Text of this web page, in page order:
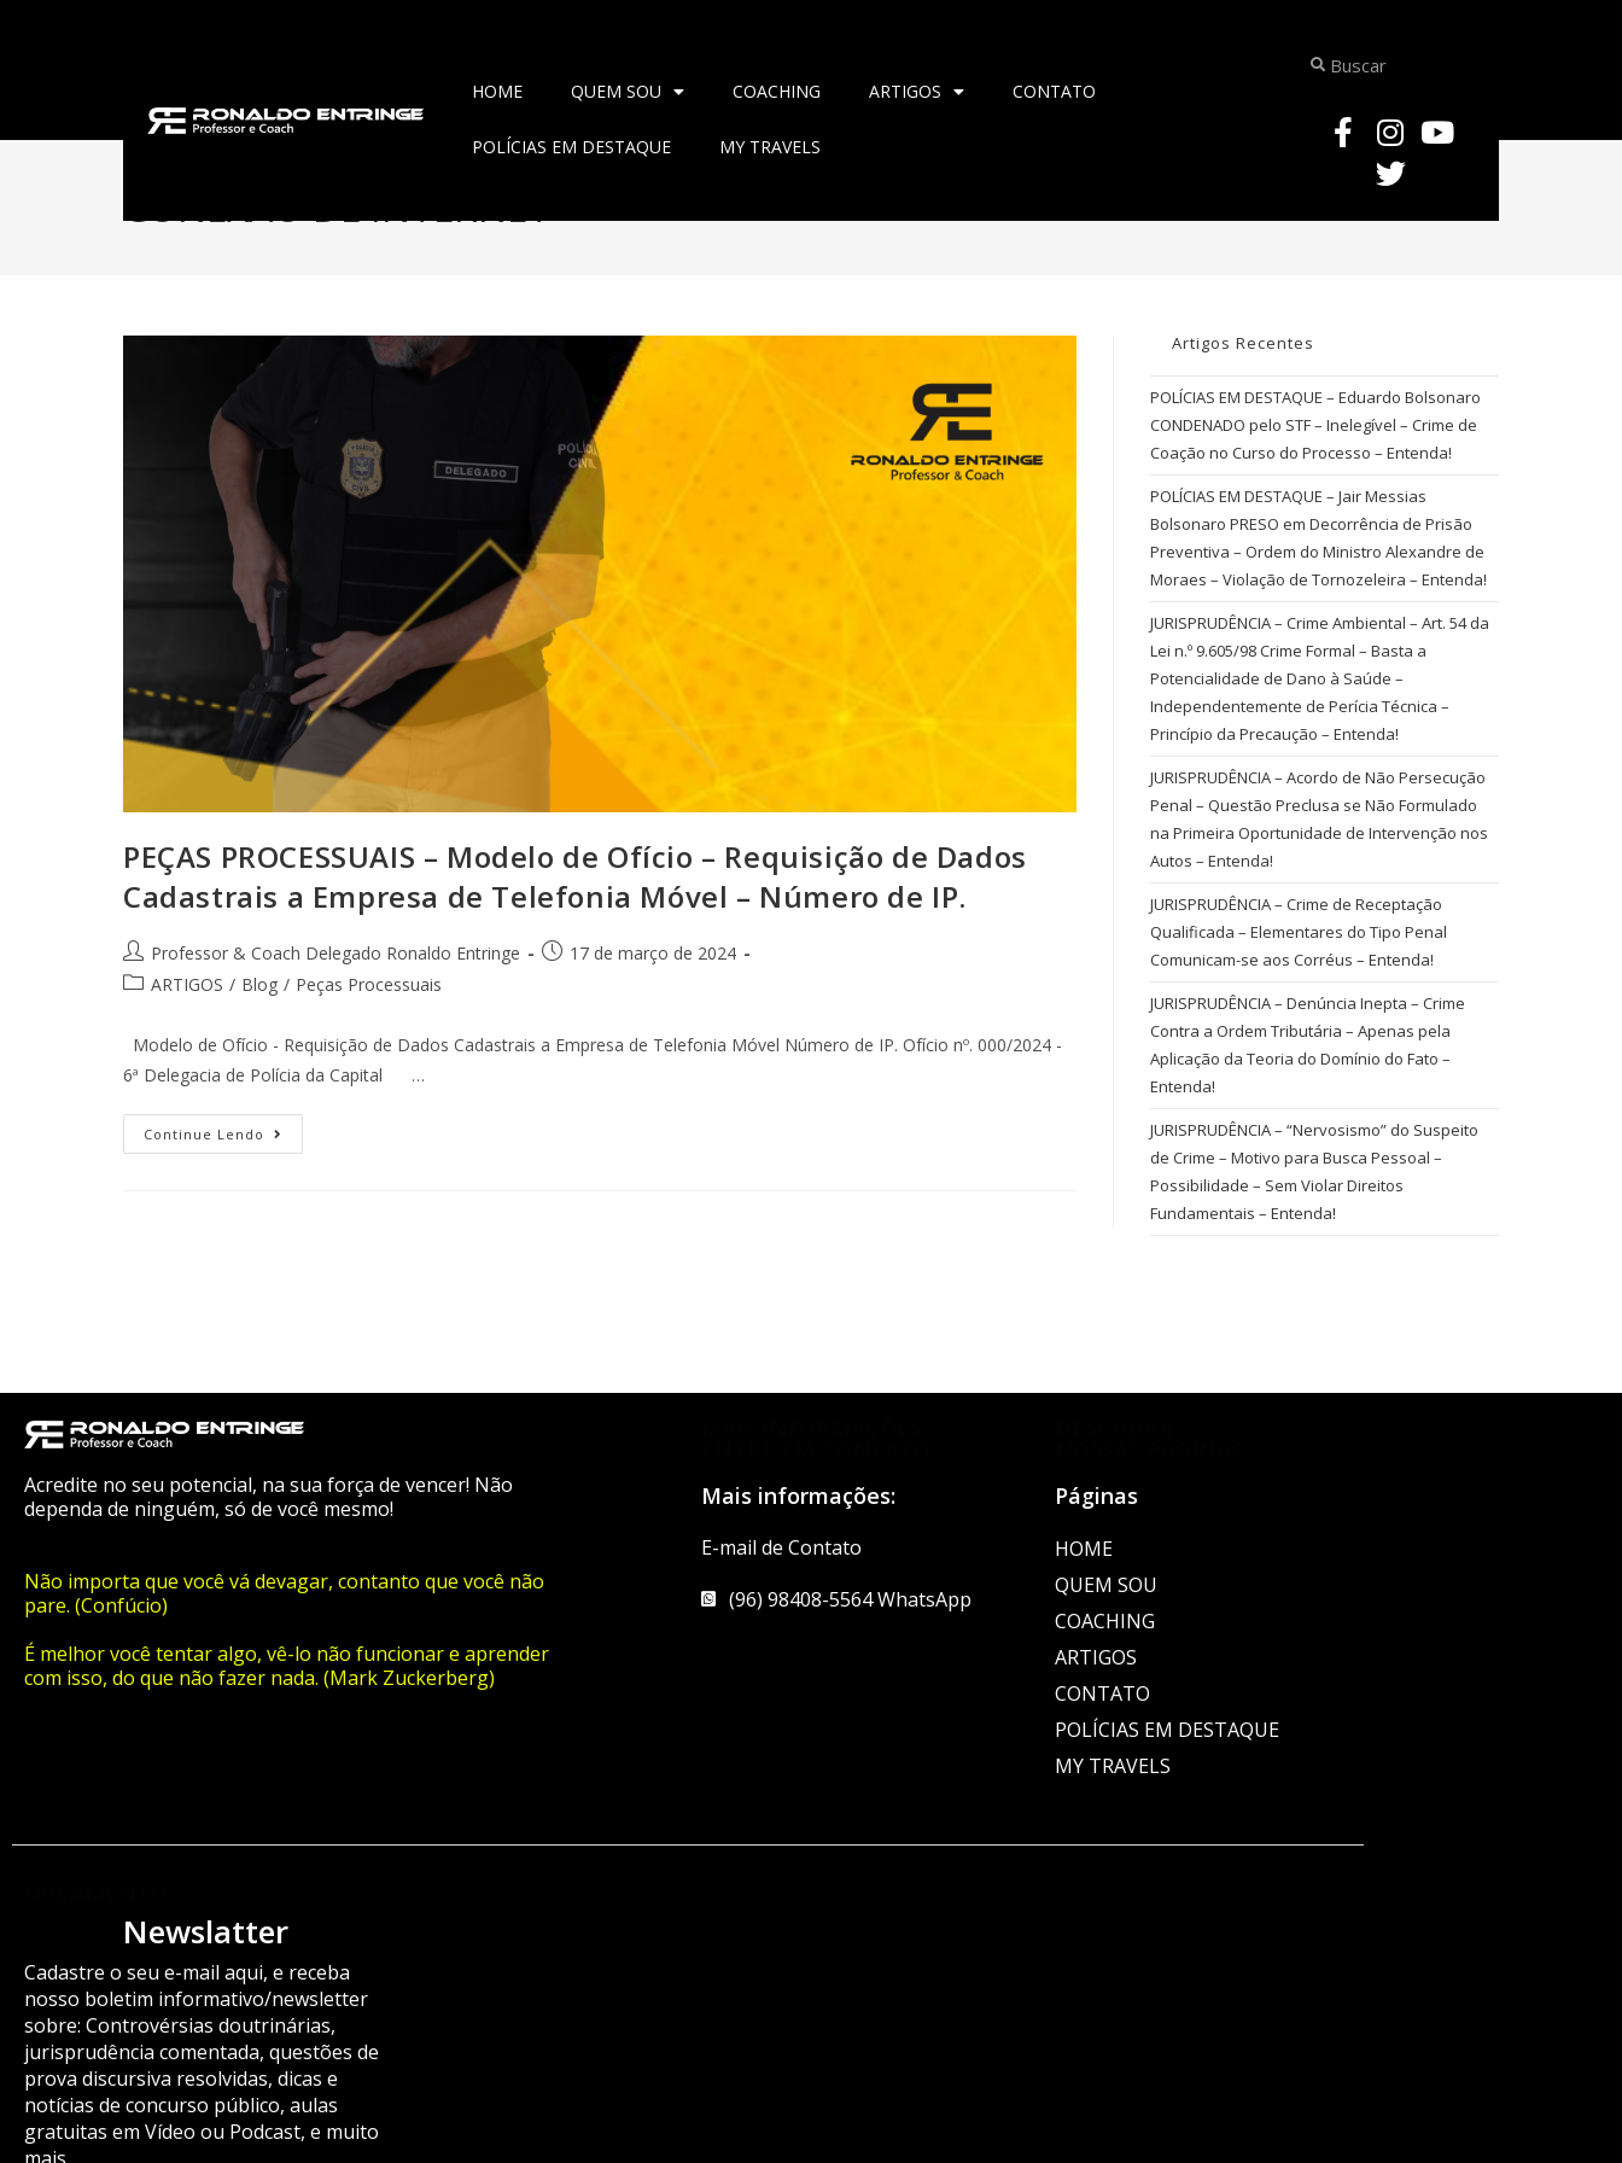
HOME QUEM SOU COACHING ARTIGOS CONTATO
POLÍCIAS EM DESTAQUE MY TRAVELS
CONEXÃO DE INTERNET
PEÇAS PROCESSUAIS – Modelo de Ofício – Requisição de Dados
Cadastrais a Empresa de Telefonia Móvel – Número de IP.
Professor & Coach Delegado Ronaldo Entringe
17 de março de 2024
ARTIGOS / Blog / Peças Processuais
Modelo de Ofício - Requisição de Dados Cadastrais a Empresa de Telefonia Móvel Número de IP. Ofício nº. 000/2024 -
6ª Delegacia de Polícia da Capital …
Continue Lendo
Artigos Recentes
POLÍCIAS EM DESTAQUE – Eduardo Bolsonaro
CONDENADO pelo STF – Inelegível – Crime de
Coação no Curso do Processo – Entenda!
POLÍCIAS EM DESTAQUE – Jair Messias
Bolsonaro PRESO em Decorrência de Prisão
Preventiva – Ordem do Ministro Alexandre de
Moraes – Violação de Tornozeleira – Entenda!
JURISPRUDÊNCIA – Crime Ambiental – Art. 54 da
Lei n.º 9.605/98 Crime Formal – Basta a
Potencialidade de Dano à Saúde –
Independentemente de Perícia Técnica –
Princípio da Precaução – Entenda!
JURISPRUDÊNCIA – Acordo de Não Persecução
Penal – Questão Preclusa se Não Formulado
na Primeira Oportunidade de Intervenção nos
Autos – Entenda!
JURISPRUDÊNCIA – Crime de Receptação
Qualificada – Elementares do Tipo Penal
Comunicam-se aos Corréus – Entenda!
JURISPRUDÊNCIA – Denúncia Inepta – Crime
Contra a Ordem Tributária – Apenas pela
Aplicação da Teoria do Domínio do Fato –
Entenda!
JURISPRUDÊNCIA – “Nervosismo” do Suspeito
de Crime – Motivo para Busca Pessoal –
Possibilidade – Sem Violar Direitos
Fundamentais – Entenda!
Acredite no seu potencial, na sua força de vencer! Não
dependa de ninguém, só de você mesmo!
Não importa que você vá devagar, contanto que você não
pare. (Confúcio)
É melhor você tentar algo, vê-lo não funcionar e aprender
com isso, do que não fazer nada. (Mark Zuckerberg)
Mais informações:
E-mail de Contato
(96) 98408-5564 WhatsApp
Páginas
HOME
QUEM SOU
COACHING
ARTIGOS
CONTATO
POLÍCIAS EM DESTAQUE
MY TRAVELS
Newslatter
Cadastre o seu e-mail aqui, e receba
nosso boletim informativo/newsletter
sobre: Controvérsias doutrinárias,
jurisprudência comentada, questões de
prova discursiva resolvidas, dicas e
notícias de concurso público, aulas
gratuitas em Vídeo ou Podcast, e muito